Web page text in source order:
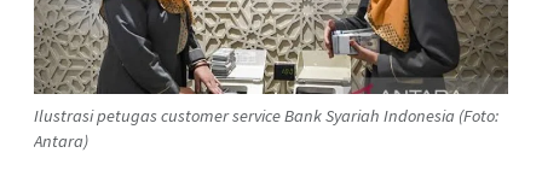
Ilustrasi petugas customer service Bank Syariah Indonesia (Foto:
Antara)